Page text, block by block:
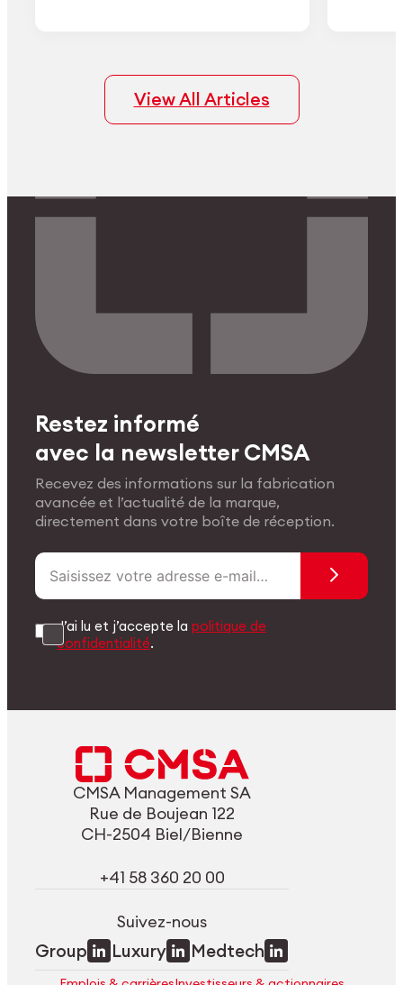
View All Articles
Restez informé
avec la newsletter CMSA
Recevez des informations sur la fabrication
avancée et l’actualité de la marque,
directement dans votre boîte de réception.
J’ai lu et j’accepte lapolitique de
confidentialité.
CMSA Management SA
Rue de Boujean 122
CH-2504 Biel/Bienne
+41 58 360 20 00
Suivez-nous
Group Luxury Medtech